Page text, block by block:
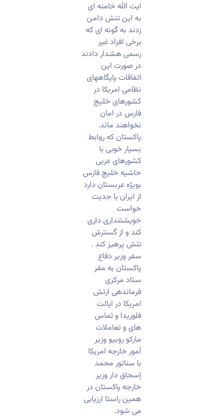
ایت الله خامنه ای
به این تنش دامن
زدند به گونه ای که
برخی افراد غیر
رسمی هشدار دادند
در صورت این
اتفاقات پایگاههای
نظامی امریکا در
کشورهای خلیج
فارس در امان
نخواهند ماند.
پاکستان که روابط
بسیار خوبی با
کشورهای عربی
حاشیه خلیج فارس
بویژه عربستان دارد
از ایران با جدیت
خواست
خویشتنداری داری
کند و از گسترش
تنش پرهیز کند .
سفر وزیر دفاع
پاکستان به مقر
ستاد مرکزی
فرماندهی ارتش
امریکا در ایالت
فلوریدا و تماس
های و تعاملات
مارکو روبیو وزیر
أمور خارجه امریکا
با سناتور محمد
إسحاق دار وزیر
خارجه پاکستان در
همین راستا ارزیابی
می شود.